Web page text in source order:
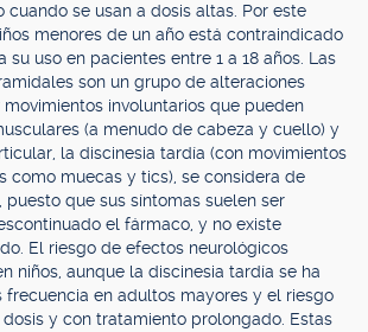
se usan a dosis altas. Por este
menores de un año está contraindicado
su uso en pacientes entre 1 a 18 años. Las
son un grupo de alteraciones
involuntarios que pueden
(a menudo de cabeza y cuello) y
la discinesia tardía (con movimientos
como muecas y tics), se considera de
que sus síntomas suelen ser
el fármaco, y no existe
El riesgo de efectos neurológicos
niños, aunque la discinesia tardía se ha
frecuencia en adultos mayores y el riesgo
y con tratamiento prolongado. Estas